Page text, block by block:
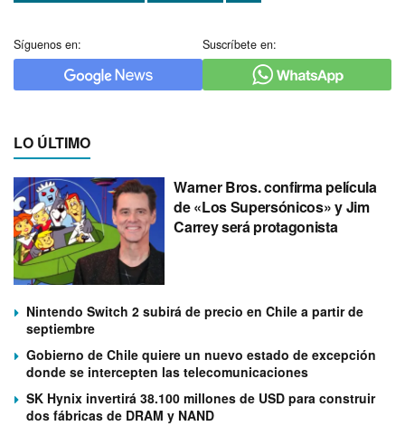
Síguenos en: Suscríbete en:
LO ÚLTIMO
Warner Bros. confirma película
de «Los Supersónicos» y Jim
Carrey será protagonista
Nintendo Switch 2 subirá de precio en Chile a partir de
septiembre
Gobierno de Chile quiere un nuevo estado de excepción
donde se intercepten las telecomunicaciones
SK Hynix invertirá 38.100 millones de USD para construir
dos fábricas de DRAM y NAND